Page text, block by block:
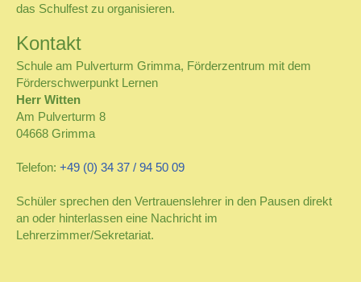
das Schulfest zu organisieren.
Kontakt
Schule am Pulverturm Grimma, Förderzentrum mit dem
Förderschwerpunkt Lernen
Herr Witten
Am Pulverturm 8
04668 Grimma
Telefon: +49 (0) 34 37 / 94 50 09
Schüler sprechen den Vertrauenslehrer in den Pausen direkt
an oder hinterlassen eine Nachricht im
Lehrerzimmer/Sekretariat.